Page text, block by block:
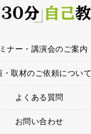
ナー・講演会のご案内
・取材のご依頼について
よくある質問
お問い合わせ